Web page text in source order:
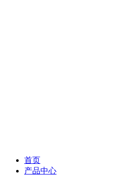
首页
产品中心